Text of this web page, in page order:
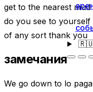
get to the nearest
do you see to
of any sort thank you
замечания
We go down to lo